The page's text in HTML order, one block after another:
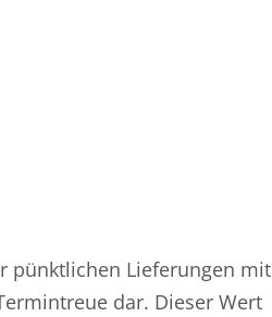
pünktlichen Lieferungen mit
dar. Dieser Wert